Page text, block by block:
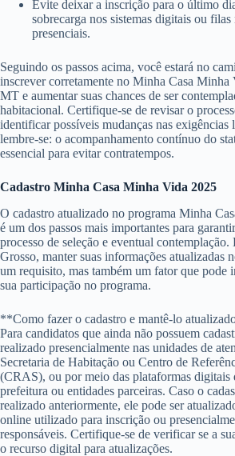
Evite deixar a inscrição para o último
sobrecarga nos sistemas digitais ou filas
presenciais.
Seguindo os passos acima, você estará no
inscrever corretamente no Minha Casa Minha
MT e aumentar suas chances de ser
habitacional. Certifique-se de revisar o
identificar possíveis mudanças nas exigências
lembre-se: o acompanhamento contínuo do
essencial para evitar contratempos.
Cadastro Minha Casa Minha Vida 2025
O cadastro atualizado no programa Minha
é um dos passos mais importantes para
processo de seleção e eventual
Grosso, manter suas informações atualizadas
um requisito, mas também um fator que pode
sua participação no programa.
**Como fazer o cadastro e mantê-lo
Para candidatos que ainda não possuem
realizado presencialmente nas unidades de
Secretaria de Habitação ou Centro de
(CRAS), ou por meio das plataformas digitais
prefeitura ou entidades parceiras. Caso o
realizado anteriormente, ele pode ser
online utilizado para inscrição ou
responsáveis. Certifique-se de verificar se a
o recurso digital para atualizações.